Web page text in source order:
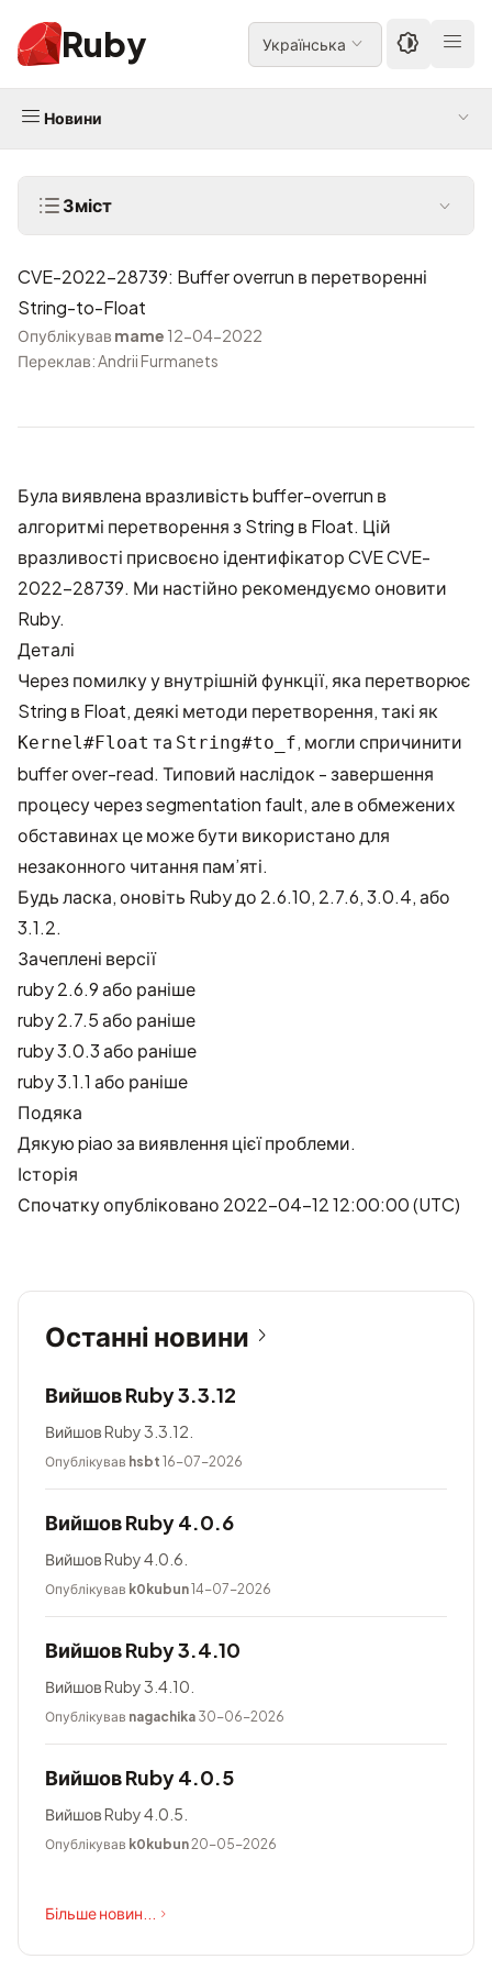
Ruby Українська
Новини
Зміст
CVE-2022-28739: Buffer overrun в перетворенні
String-to-Float
Опублікував mame 12-04-2022
Переклав: Andrii Furmanets
Була виявлена вразливість buffer-overrun в
алгоритмі перетворення з String в Float. Цій
вразливості присвоєно ідентифікатор CVECVE-
2022-28739. Ми настійно рекомендуємо оновити
Ruby.
Деталі
Через помилку у внутрішній функції, яка перетворює
String в Float, деякі методи перетворення, такі як
Kernel#Float та String#to_f, могли спричинити
buffer over-read. Типовий наслідок - завершення
процесу через segmentation fault, але в обмежених
обставинах це може бути використано для
незаконного читання пам’яті.
Будь ласка, оновіть Ruby до 2.6.10, 2.7.6, 3.0.4, або
3.1.2.
Зачеплені версії
ruby 2.6.9 або раніше
ruby 2.7.5 або раніше
ruby 3.0.3 або раніше
ruby 3.1.1 або раніше
Подяка
Дякуюpiaoза виявлення цієї проблеми.
Історія
Спочатку опубліковано 2022-04-12 12:00:00 (UTC)
Останні новини
Вийшов Ruby 3.3.12
Вийшов Ruby 3.3.12.
Опублікував hsbt 16-07-2026
Вийшов Ruby 4.0.6
Вийшов Ruby 4.0.6.
Опублікував k0kubun14-07-2026
Вийшов Ruby 3.4.10
Вийшов Ruby 3.4.10.
Опублікував nagachika 30-06-2026
Вийшов Ruby 4.0.5
Вийшов Ruby 4.0.5.
Опублікував k0kubun20-05-2026
Більше новин...